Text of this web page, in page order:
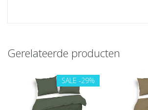
Gerelateerde producten
SALE -29%